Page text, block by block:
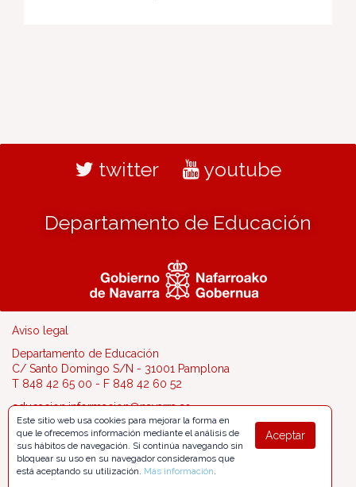
twitter youtube
Departamento de Educación
Aviso legal
Departamento de Educación
C/ Santo Domingo S/N - 31001 Pamplona
T 848 42 65 00 - F 848 42 60 52
educacion.informacion@navarra.es
Aceptar
Este sitio web usa cookies para mejorar la forma en
que le ofrecemos información mediante el análisis de
sus hábitos de navegación. Si continúa navegando sin
bloquear su uso en su navegador consideramos que
está aceptando su utilización. Más información.